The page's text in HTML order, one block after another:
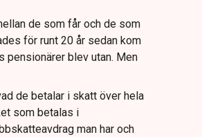
de som får och de som
för runt 20 år sedan kom
blev utan. Men
de betalar i skatt över hela
som betalas i
man har och